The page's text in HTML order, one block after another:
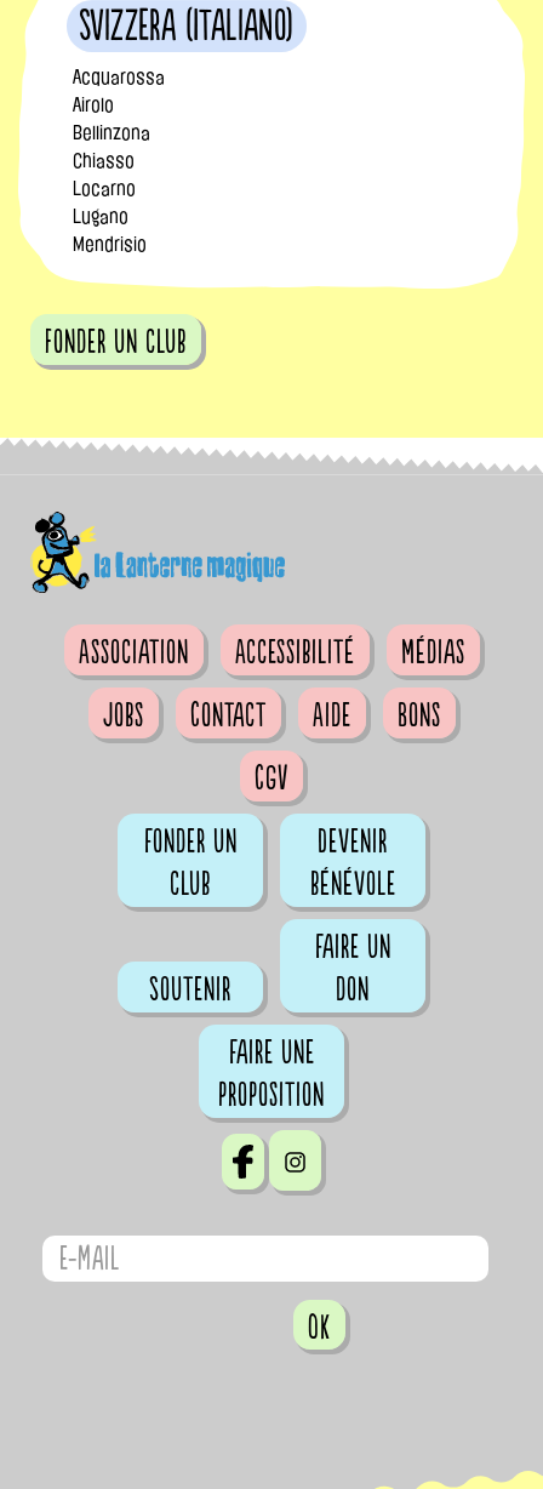
Svizzera (Italiano)
Acquarossa
Airolo
Bellinzona
Chiasso
Locarno
Lugano
Mendrisio
fonder un club
Association Accessibilité
Médias
Jobs
Contact Aide
Bons
CGV
Fonder un
club
Devenir
bénévole
Soutenir
Faire un
don
Faire une
proposition
OK